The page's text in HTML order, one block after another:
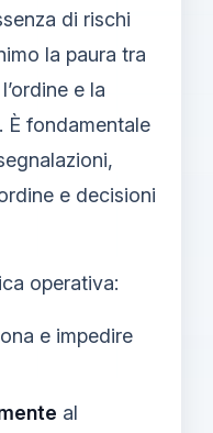
di rischi
la paura tra
e la
È fondamentale
e decisioni
operativa:
e impedire
al